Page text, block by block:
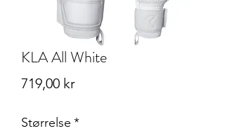
KLA All White
719,00 krPris
Størrelse *